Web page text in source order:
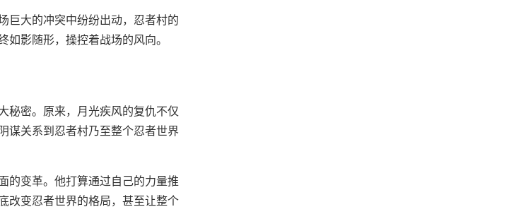
巨大的冲突中纷纷出动，忍者村的
影随形，操控着战场的风向。
秘密。原来，月光疾风的复仇不仅
谋关系到忍者村乃至整个忍者世界
的变革。他打算通过自己的力量推
改变忍者世界的格局，甚至让整个